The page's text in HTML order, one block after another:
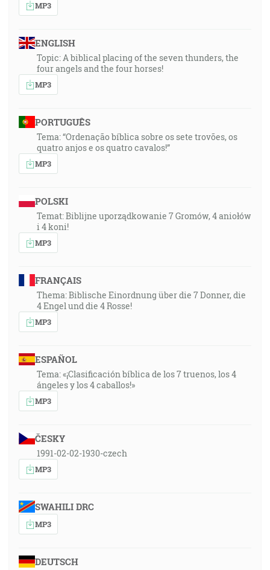
MP3
ENGLISH
Topic: A biblical placing of the seven thunders, the
four angels and the four horses!
MP3
PORTUGUÊS
Tema: “Ordenação bíblica sobre os sete trovões, os
quatro anjos e os quatro cavalos!”
MP3
POLSKI
Temat: Biblijne uporządkowanie 7 Gromów, 4 aniołów
i 4 koni!
MP3
FRANÇAIS
Thema: Biblische Einordnung über die 7 Donner, die
4 Engel und die 4 Rosse!
MP3
ESPAÑOL
Tema: «¡Clasificación bíblica de los 7 truenos, los 4
ángeles y los 4 caballos!»
MP3
ČESKY
1991-02-02-1930-czech
MP3
SWAHILI DRC
MP3
DEUTSCH